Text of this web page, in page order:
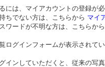
には、マイアカウントの登録が必
ちでない方は、こちらから マイ
ワードが不明な方は、こちらか
ログインフォームが表示されて
インしていただくと、従来の写